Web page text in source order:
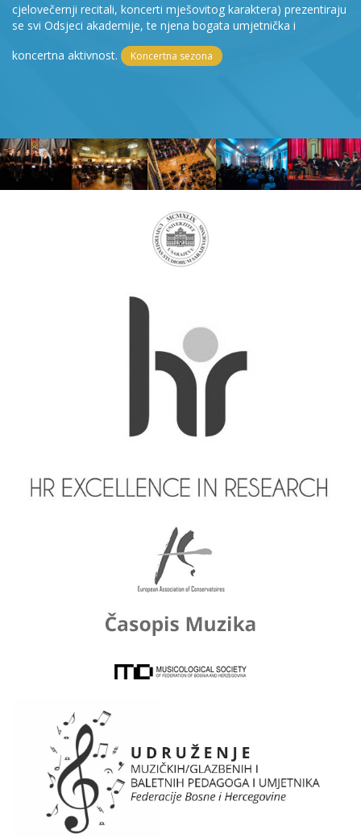
cjelovečernji recitali, koncerti mješovitog karaktera) prezentiraju
se svi Odsjeci akademije, te njena bogata umjetnička i
koncertna aktivnost.
Koncertna sezona